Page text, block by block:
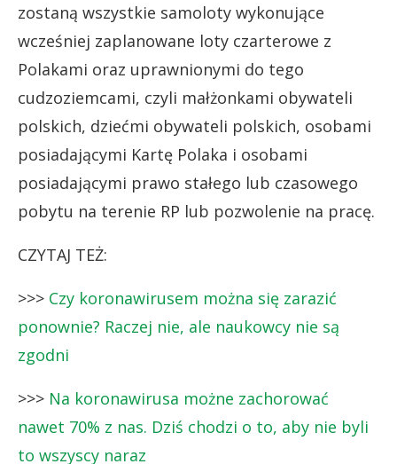
zostaną wszystkie samoloty wykonujące
wcześniej zaplanowane loty czarterowe z
Polakami oraz uprawnionymi do tego
cudzoziemcami, czyli małżonkami obywateli
polskich, dziećmi obywateli polskich, osobami
posiadającymi Kartę Polaka i osobami
posiadającymi prawo stałego lub czasowego
pobytu na terenie RP lub pozwolenie na pracę.
CZYTAJ TEŻ:
>>> Czy koronawirusem można się zarazić
ponownie? Raczej nie, ale naukowcy nie są
zgodni
>>> Na koronawirusa możne zachorować
nawet 70% z nas. Dziś chodzi o to, aby nie byli
to wszyscy naraz